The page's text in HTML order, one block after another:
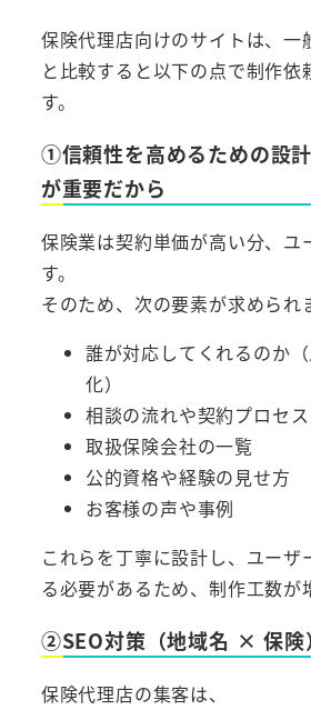
保険代理店向けのサイトは、一
と比較すると以下の点で制作依
す。
①信頼性を高めるための設
が重要だから
保険業は契約単価が高い分、ユ
す。
そのため、次の要素が求められ
誰が対応してくれるのか
化）
相談の流れや契約プロセス
取扱保険会社の一覧
公的資格や経験の見せ方
お客様の声や事例
これらを丁寧に設計し、ユーザ
る必要があるため、制作工数が
②SEO対策（地域名 × 保険
保険代理店の集客は、